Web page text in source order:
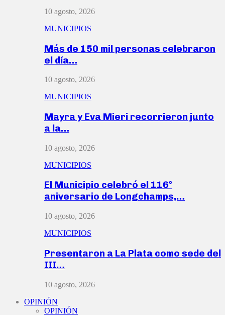
10 agosto, 2026
MUNICIPIOS
Más de 150 mil personas celebraron
el día…
10 agosto, 2026
MUNICIPIOS
Mayra y Eva Mieri recorrieron junto
a la…
10 agosto, 2026
MUNICIPIOS
El Municipio celebró el 116°
aniversario de Longchamps,…
10 agosto, 2026
MUNICIPIOS
Presentaron a La Plata como sede del
III…
10 agosto, 2026
OPINIÓN
OPINIÓN